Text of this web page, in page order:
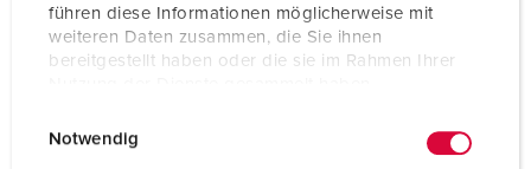
führen diese Informationen möglicherweise mit
weiteren Daten zusammen, die Sie ihnen
bereitgestellt haben oder die sie im Rahmen Ihrer
Notwendig